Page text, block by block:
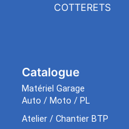
Catalogue
Matériel Garage
Auto / Moto / PL
Atelier / Chantier BTP
COTTERETS